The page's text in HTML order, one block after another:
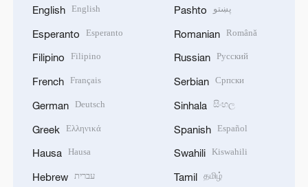
English English
Esperanto Esperanto
Filipino Filipino
French Français
German Deutsch
Greek Ελληνικά
Hausa Hausa
Hebrew עברית
Pashto پښتو
Romanian Română
Russian Русский
Serbian Српски
Sinhala සිංහල
Spanish Español
Swahili Kiswahili
Tamil தமிழ்